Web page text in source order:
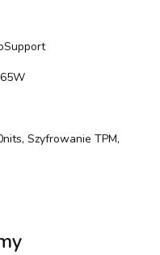
Szyfrowanie TPM,